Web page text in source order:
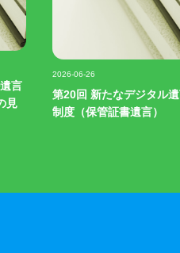
言
見
2026-06-26
第20回 新たなデジタル
制度（保管証書遺言）